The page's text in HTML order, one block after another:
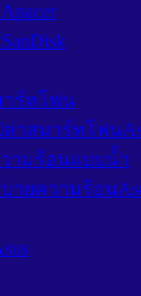
าร์ทโฟน
ล่าสมาร์ทโฟน
ามร้อนแบบน้ำ
ายความร้อน